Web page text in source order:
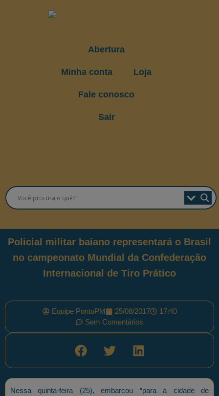
Abertura
Minha conta Loja
Fale conosco
Sair
Policial militar baiano representará o Brasil
no campeonato Mundial da Confederação
Internacional de Tiro Prático
Equipe PontoPM 25/08/2017
17:40
Sem Comentários
Nessa quinta-feira (25), embarcou “para a cidade de